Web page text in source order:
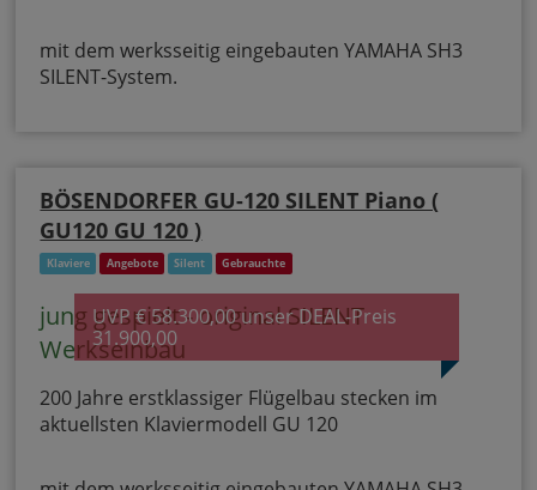
mit dem werksseitig eingebauten YAMAHA SH3
SILENT-System.
BÖSENDORFER GU-120 SILENT Piano (
GU120 GU 120 )
Klaviere Angebote Silent Gebrauchte
UVP € 58.300,00 unser DEAL-Preis
31.900,00
jung gespielt - original SILENT
Werkseinbau
200 Jahre erstklassiger Flügelbau stecken im
aktuellsten Klaviermodell GU 120